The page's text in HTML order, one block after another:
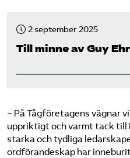
2 september 2025
Till minne av Guy
− På Tågföretagens vägnar
uppriktigt och varmt tack till
starka och tydliga
ordförandeskap har